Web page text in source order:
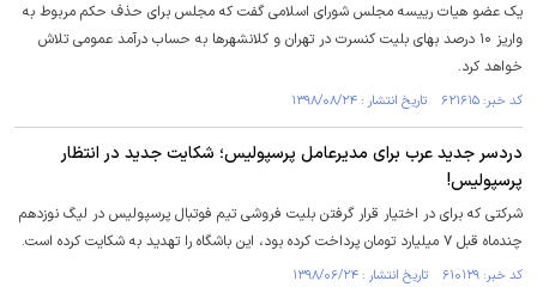
یک عضو هیات رییسه مجلس شورای اسلامی گفت که مجلس برای حذف حکم مربوط به
واریز ۱۰ درصد بهای بلیت کنسرت در تهران و کلانشهرها به حساب درآمد عمومی تلاش
خواهد کرد.
کد خبر: ۶۲۱۶۱۵ تاریخ انتشار : ۱۳۹۸/۰۸/۲۴
دردسر جدید عرب برای مدیرعامل پرسپولیس؛ شکایت جدید در انتظار
پرسپولیس!
شرکتی که برای در اختیار قرار گرفتن بلیت فروشی تیم فوتبال پرسپولیس در لیگ نوزدهم
چندماه قبل ۷ میلیارد تومان پرداخت کرده بود، این باشگاه را تهدید به شکایت کرده است.
کد خبر: ۶۱۰۱۲۹ تاریخ انتشار : ۱۳۹۸/۰۶/۲۴